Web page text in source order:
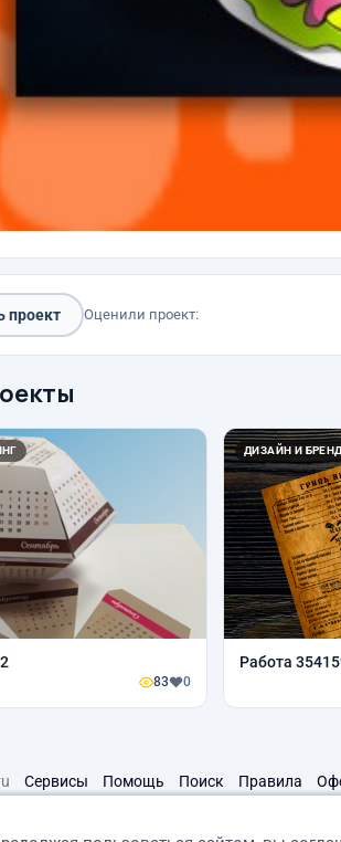
проект Оценили проект:
83 0
ДИЗАЙН И
Работа
Сервисы Помощь Поиск Правила